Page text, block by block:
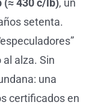
(≈ 430 c/lb), un
setenta.
alza. Sin
una
certificados en